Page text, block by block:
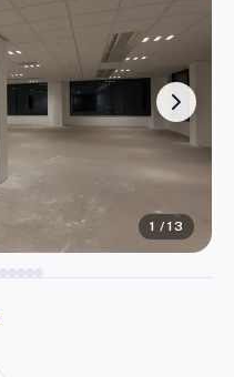
1 /13